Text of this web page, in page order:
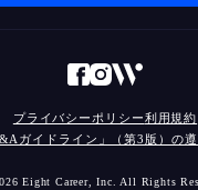
プライバシーポリシー利用規約
ガイドライン」（第3版）の
Eight Career, Inc. All Rights